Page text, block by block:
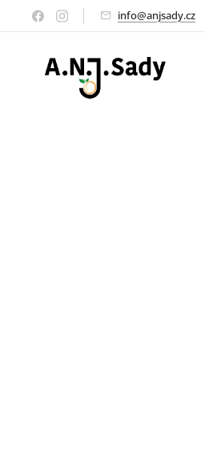
info@anjsady.cz